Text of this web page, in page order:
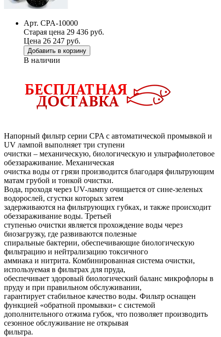
Арт. CPA-10000
Старая цена 29 436 руб.
Цена 26 247 руб.
Добавить в корзину
В наличии
Напорный фильтр серии CPA с автоматической промывкой и
UV лампой выполняет три ступени
очистки – механическую, биологическую и ультрафиолетовое
обеззараживание. Механическая
очистка воды от грязи производится благодаря фильтрующим
матам грубой и тонкой очистки.
Вода, проходя через UV-лампу очищается от сине-зеленых
водорослей, сгустки которых затем
задерживаются на фильтрующих губках, и также происходит
обеззараживание воды. Третьей
ступенью очистки является прохождение воды через
биозагрузку, где развиваются полезные
спиральные бактерии, обеспечивающие биологическую
фильтрацию и нейтрализацию токсичного
аммиака и нитрита. Комбинированная система очистки,
используемая в фильтрах для пруда,
обеспечивает здоровый биологический баланс микрофлоры в
пруду и при правильном обслуживании,
гарантирует стабильное качество воды. Фильтр оснащен
функцией «обратной промывки» с системой
дополнительного отжима губок, что позволяет производить
сезонное обслуживание не открывая
фильтра.